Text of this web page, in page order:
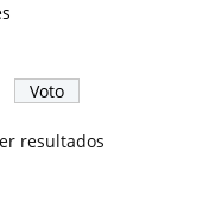
resultados